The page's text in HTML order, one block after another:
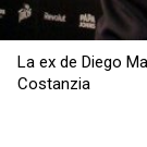
La ex de Diego
Costanzia